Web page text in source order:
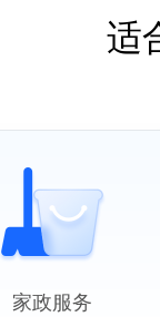
适
家政服务